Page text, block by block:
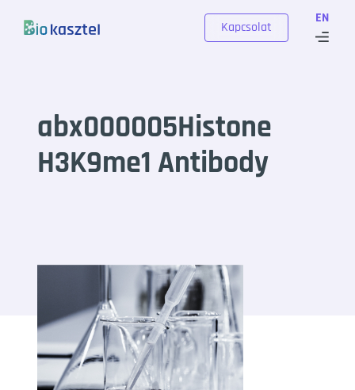
EN
Kapcsolat
abx000005Histone
H3K9me1 Antibody